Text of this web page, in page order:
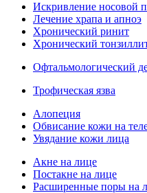
Искривление носовой
Лечение храпа и апноэ
Хронический ринит
Хронический
Офтальмологический
Трофическая язва
Алопеция
Обвисание кожи на
Увядание кожи лица
Акне на лице
Постакне на лице
Расширенные поры на